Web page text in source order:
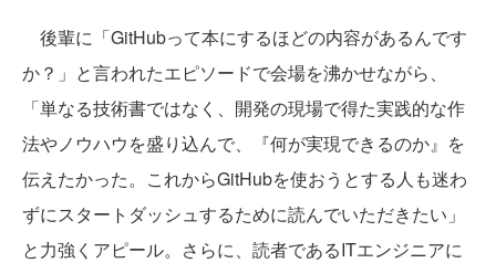
後輩に「GitHubって本にするほどの内容があるんです
か？」と言われたエピソードで会場を沸かせながら、
「単なる技術書ではなく、開発の現場で得た実践的な作
法やノウハウを盛り込んで、『何が実現できるのか』を
伝えたかった。これからGitHubを使おうとする人も迷わ
ずにスタートダッシュするために読んでいただきたい」
と力強くアピール。さらに、読者であるITエンジニアに